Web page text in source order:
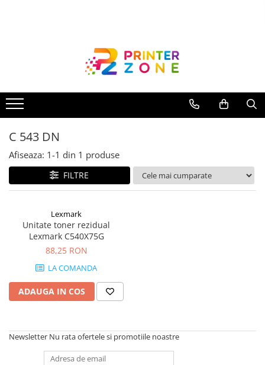
Imprimante cu jet
Multifunctionale laser
Multifunctionale cu jet
Imprimante etichete
Imprimante termice
Scanere
Accesorii imprimante
Piese schimb
Plottere
Consumabile imprimanta
Drum unit
Capete imprimare
C 543 DN
Afiseaza: 1-1 din 1 produse
FILTRE
Lexmark
Unitate toner rezidual
Lexmark C540X75G
88,25 RON
LA COMANDA
ADAUGA IN COS
Newsletter Nu rata ofertele si promotiile noastre